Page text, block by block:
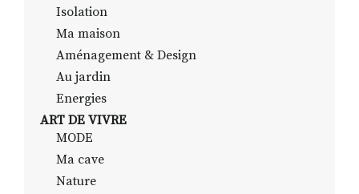
Isolation
Ma maison
Aménagement & Design
Au jardin
Energies
ART DE VIVRE
MODE
Ma cave
Nature